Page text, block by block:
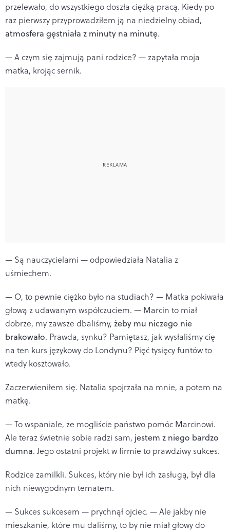
przelewało, do wszystkiego doszła ciężką pracą. Kiedy po
raz pierwszy przyprowadziłem ją na niedzielny obiad,
atmosfera gęstniała z minuty na minutę.
— A czym się zajmują pani rodzice? — zapytała moja
matka, krojąc sernik.
— Są nauczycielami — odpowiedziała Natalia z
uśmiechem.
— O, to pewnie ciężko było na studiach? — Matka pokiwała
głową z udawanym współczuciem. — Marcin to miał
dobrze, my zawsze dbaliśmy, żeby mu niczego nie
brakowało. Prawda, synku? Pamiętasz, jak wysłaliśmy cię
na ten kurs językowy do Londynu? Pięć tysięcy funtów to
wtedy kosztowało.
Zaczerwieniłem się. Natalia spojrzała na mnie, a potem na
matkę.
— To wspaniale, że mogliście państwo pomóc Marcinowi.
Ale teraz świetnie sobie radzi sam, jestem z niego bardzo
dumna. Jego ostatni projekt w firmie to prawdziwy sukces.
Rodzice zamilkli. Sukces, który nie był ich zasługą, był dla
nich niewygodnym tematem.
— Sukces sukcesem — prychnął ojciec. — Ale jakby nie
mieszkanie, które mu daliśmy, to by nie miał głowy do